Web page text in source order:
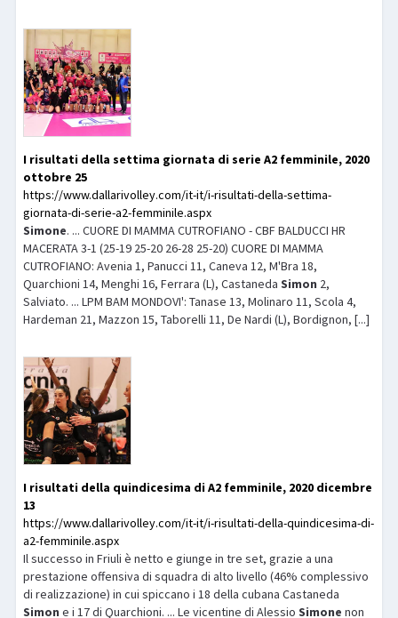
I risultati della settima giornata di serie A2 femminile, 2020
ottobre 25
https://www.dallarivolley.com/it-it/i-risultati-della-settima-
giornata-di-serie-a2-femminile.aspx
Simone. ... CUORE DI MAMMA CUTROFIANO - CBF BALDUCCI HR
MACERATA 3-1 (25-19 25-20 26-28 25-20) CUORE DI MAMMA
CUTROFIANO: Avenia 1, Panucci 11, Caneva 12, M'Bra 18,
Quarchioni 14, Menghi 16, Ferrara (L), CastanedaSimon 2,
Salviato. ... LPM BAM MONDOVI': Tanase 13, Molinaro 11, Scola 4,
Hardeman 21, Mazzon 15, Taborelli 11, De Nardi (L), Bordignon, [...]
I risultati della quindicesima di A2 femminile, 2020 dicembre
13
https://www.dallarivolley.com/it-it/i-risultati-della-quindicesima-di-
a2-femminile.aspx
Il successo in Friuli è netto e giunge in tre set, grazie a una
prestazione offensiva di squadra di alto livello (46% complessivo
di realizzazione) in cui spiccano i 18 della cubana Castaneda
Simon e i 17 di Quarchioni. ... Le vicentine di AlessioSimone non